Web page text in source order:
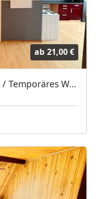
ab 21,00 €
Flexible Firmenunterkunft / Temporäres Wohnen in Baldham